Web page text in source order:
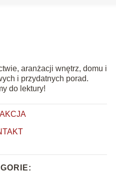
aranżacji wnętrz, domu i
i przydatnych porad.
do lektury!